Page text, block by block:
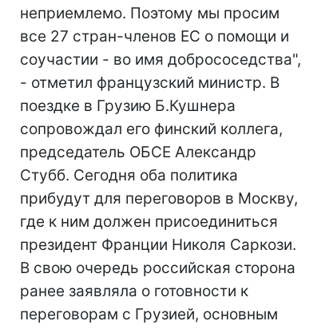
неприемлемо. Поэтому мы просим
все 27 стран-членов ЕС о помощи и
соучастии - во имя добрососедства",
- отметил французский министр. В
поездке в Грузию Б.Кушнера
сопровождал его финский коллега,
председатель ОБСЕ Александр
Стубб. Сегодня оба политика
прибудут для переговоров в Москву,
где к ним должен присоединиться
президент Франции Николя Саркози.
В свою очередь российская сторона
ранее заявляла о готовности к
переговорам с Грузией, основным